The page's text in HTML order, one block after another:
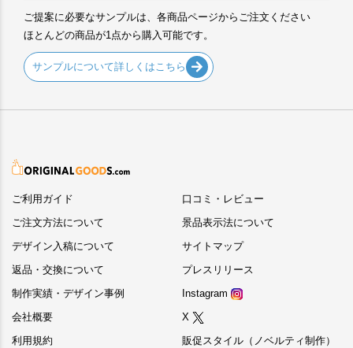
ご提案に必要なサンプルは、各商品ページからご注文ください
ほとんどの商品が1点から購入可能です。
サンプルについて詳しくはこちら
ご利用ガイド
ご注文方法について
デザイン入稿について
返品・交換について
制作実績・デザイン事例
会社概要
利用規約
口コミ・レビュー
景品表示法について
サイトマップ
プレスリリース
Instagram
X
販促スタイル（ノベルティ制作）